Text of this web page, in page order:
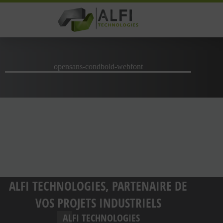
Passer
opensans-condbold-webfont
ALFI TECHNOLOGIES, PARTENAIRE DE
VOS PROJETS INDUSTRIELS
ALFI TECHNOLOGIES